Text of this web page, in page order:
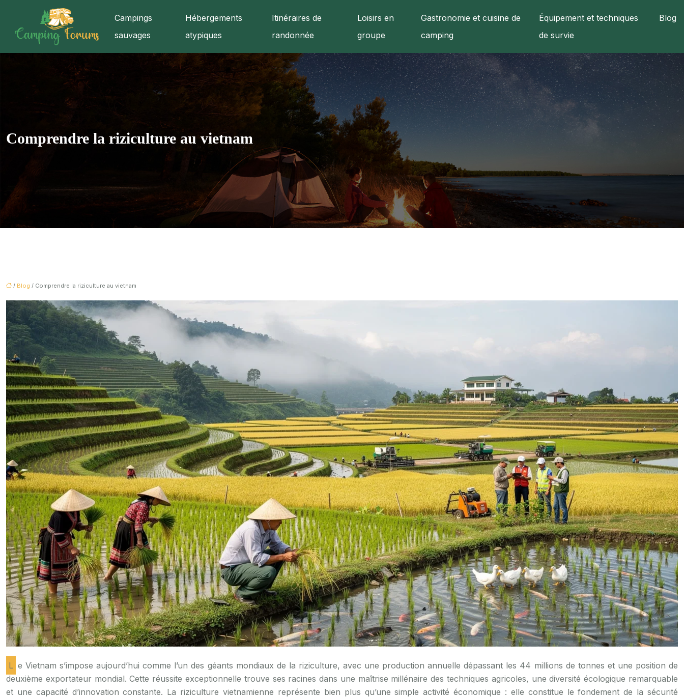
Campings
sauvages
Hébergements
atypiques
Itinéraires de
randonnée
Loisirs en
groupe
Gastronomie et cuisine de
camping
Équipement et techniques
de survie
Blog
Comprendre la riziculture au vietnam
/ Blog / Comprendre la riziculture au vietnam
Le Vietnam s’impose aujourd’hui comme l’un des géants mondiaux de la riziculture, avec une production annuelle dépassant les 44 millions de tonnes et une position de
deuxième exportateur mondial. Cette réussite exceptionnelle trouve ses racines dans une maîtrise millénaire des techniques agricoles, une diversité écologique remarquable
et une capacité d’innovation constante. La riziculture vietnamienne représente bien plus qu’une simple activité économique : elle constitue le fondement de la sécurité